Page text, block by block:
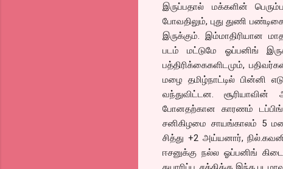
இருப்பதால் மக்களின்
போவதிலும், புது துணி
இருக்கும். இம்மாதிரியான
படம் மட்டுமே ஓப்பனிங்
பத்திரிக்கைகளிடமும்,
மழை தமிழ்நாட்டில் பின்னி
வந்துவிட்டன. சூரியாவின்
போனதற்கான காரணம் டப்பிங்
சனிகிழமை சாயங்காலம் 5
சித்து +2 அய்யனார்,
ஈசனுக்கு நல்ல ஓப்பனிங்